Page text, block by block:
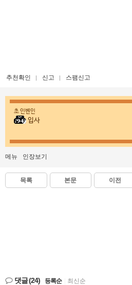
추천확인 신고 스팸신고
초 인벤인
입사
메뉴 인장보기
목록 본문 이전
댓글(24) 등록순 최신순